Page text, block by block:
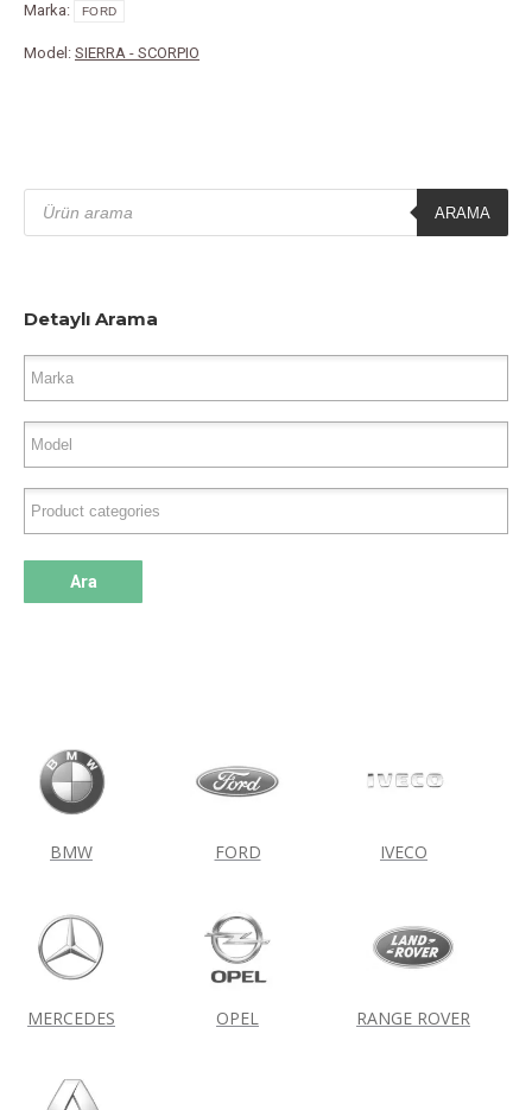
Marka: FORD
Model: SIERRA - SCORPIO
Products
search ARAMA
Detaylı Arama
Ara
BMW FORD IVECO
MERCEDES OPEL RANGE ROVER